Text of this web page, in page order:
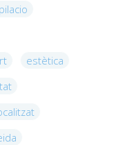
estètica